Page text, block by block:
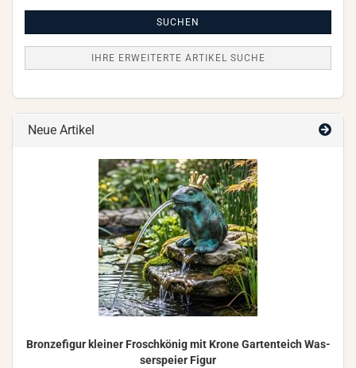
SUCHEN
IHRE ERWEITERTE ARTIKEL SUCHE
Neue Artikel
Bron­ze­fi­gur klei­ner Frosch­kö­nig mit Krone Gar­ten­teich Was­
ser­spei­er Figur